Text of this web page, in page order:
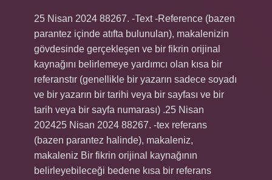
25 Nisan 2024 88267. -Text -Reference (bazen
parantez içinde atıfta bulunulan), makalenizin
gövdesinde gerçekleşen ve bir fikrin orijinal
kaynağını belirlemeye yardımcı olan kısa bir
referanstır (genellikle bir yazarın sadece soyadı
ve bir yazarın bir tarihi veya bir sayfası ve bir
tarih veya bir sayfa numarası) .25 Nisan
202425 Nisan 2024 88267. -tex referans
(bazen parantez halinde), makaleniz,
makaleniz Bir fikrin orijinal kaynağının
belirleyebileceği bedene kısa bir referans